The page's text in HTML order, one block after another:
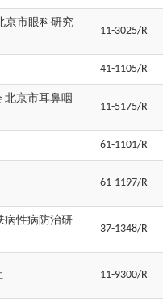
京市眼科研究
11-3025/R
41-1105/R
北京市耳鼻咽
11-5175/R
61-1101/R
61-1197/R
病性病防治研
37-1348/R
11-9300/R